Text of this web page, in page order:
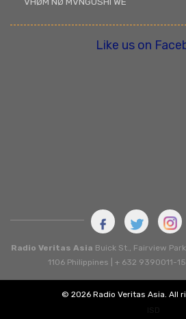
Like us on
Radio Veritas Asia Buick St., Fairview
1106 Philippines | + 632 9390011-
© 2026 Radio Veritas Asia. All